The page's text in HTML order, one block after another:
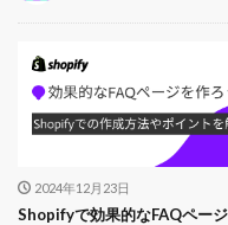
2024年12月23日
Shopifyで効果的なFAQペー